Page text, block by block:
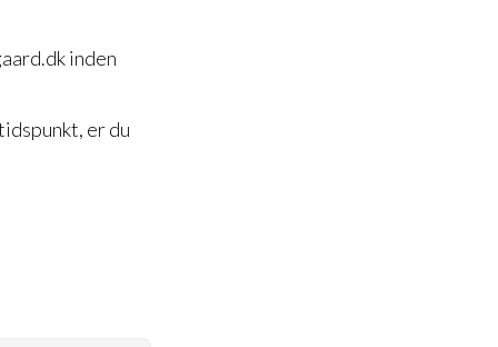
inden
er du